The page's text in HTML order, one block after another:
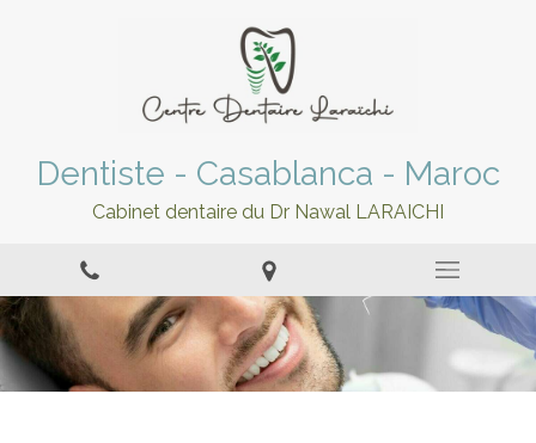
Dentiste - Casablanca - Maroc
Cabinet dentaire du Dr Nawal LARAICHI